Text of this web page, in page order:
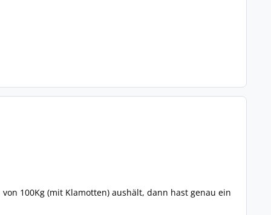
100Kg (mit Klamotten) aushält, dann hast genau ein